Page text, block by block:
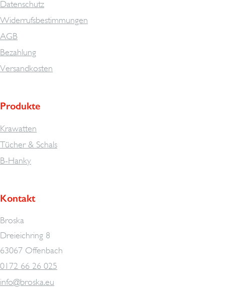
Datenschutz
Widerrufsbestimmungen
AGB
Bezahlung
Versandkosten
Produkte
Krawatten
Tücher & Schals
B-Hanky
Kontakt
Broska
Dreieichring 8
63067 Offenbach
0172 66 26 025
info@broska.eu